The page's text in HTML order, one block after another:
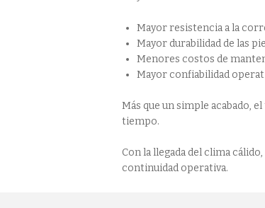
Mayor resistencia a la
Mayor durabilidad de las
Menores costos de
Mayor confiabilidad
Más que un simple acabado,
tiempo.
Con la llegada del clima
continuidad operativa.